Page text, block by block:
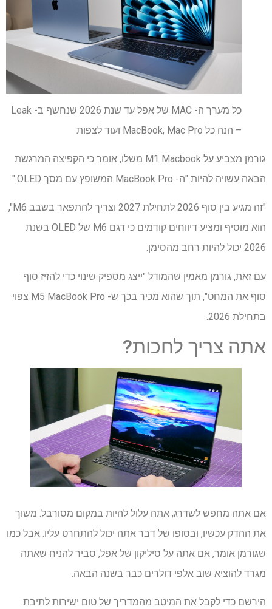
כל מערך ה- MAC של אפל עד שנת 2026 שנחשף ב- Leak
– הנה כל MacBook, Mac Pro ועוד לצפות
גורמן מצביע על M1 Macbook משלו, אומר כי הקפיצה המרגשת
הבאה עשויה להיות "ה- MacBook Pro המשופץ עם מסך OLED."
"זה מגיע בין סוף 2026 לתחילת 2027 וצריך להתפאר בשבב M6",
הוא מוסיף ומציע דיווחים קודמים כי דגם M6 של OLED בשנת
2026 יכול להיות רחב מהסימן.
עם זאת, גורמן מאמין שהמודל "ייצג מספיק שינוי כדי להזיז סוף
סוף את המחט", תוך שהוא מכיר בכך ש- M5 MacBook Pro צפוי
בתחילת 2026.
אתה צריך לחכות?
אם אתה מחפש לשדרג, אתה עלול להיות במקום מסורבל. משוך
את ההדק עכשיו, ובסופו של דבר אתה יכול להתחרט עליו. אבל כמו
שגורמן אומר, אם אתה על סיליקון של אפל, סביר להניח שאתה
מגרד להוציא שוב אלפי דולרים כבר בשנה הבאה.
הירשם כדי לקבל את המיטב מהמדריך של טום ישירות לתיבת